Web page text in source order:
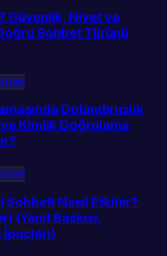
Güvenlik, Niyet ve
Sohbet Türünü
Dolandırıcılık
Kimlik Doğrulama
Sohbeti Nasıl Etkiler?
(Yanıt Baskısı,